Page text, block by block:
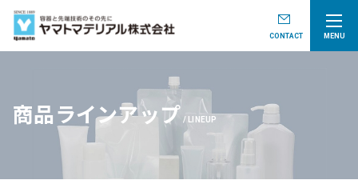
CONTACT MENU
商品ラインアップ LINEUP